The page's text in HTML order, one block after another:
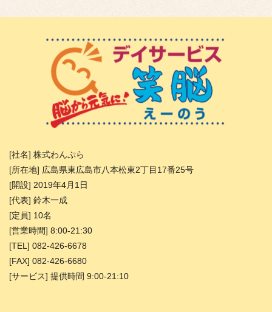
[社名] 株式わんぷら
[所在地] 広島県東広島市八本松東2丁目17番25号
[開設] 2019年4月1日
[代表] 鈴木一成
[定員] 10名
[営業時間] 8:00-21:30
[TEL] 082-426-6678
[FAX] 082-426-6680
[サービス] 提供時間 9:00-21:10